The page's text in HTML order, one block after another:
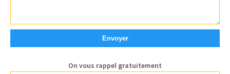
On vous rappel gratuitement